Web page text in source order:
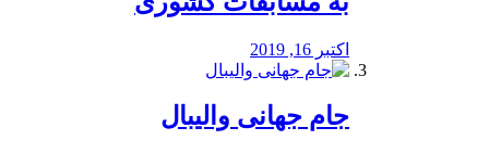
اکتبر 16, 2019
جام جهانی والیبال